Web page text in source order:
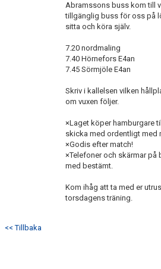
Abramssons buss kom till
tillgänglig buss för oss på
sitta och köra själv.
7.20 nordmaling
7.40 Hörnefors E4an
7.45 Sörmjöle E4an
Skriv i kallelsen vilken
om vuxen följer.
×Laget köper hamburgare
skicka med ordentligt med
×Godis efter match!
×Telefoner och skärmar
med bestämt.
Kom ihåg att ta med er
torsdagens träning.
<< Tillbaka